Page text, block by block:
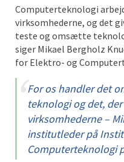
Computerteknologi
virksomhederne, og det
teste og omsætte
siger Mikael Bergholz
for Elektro- og
For os handler det
teknologi og det,
virksomhederne –
institutleder på
Computerteknologi